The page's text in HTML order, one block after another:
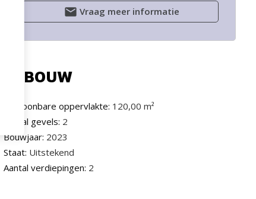
Vraag meer informatie
GEBOUW
Bewoonbare oppervlakte: 120,00 m²
Aantal gevels: 2
Bouwjaar: 2023
Staat: Uitstekend
Aantal verdiepingen: 2